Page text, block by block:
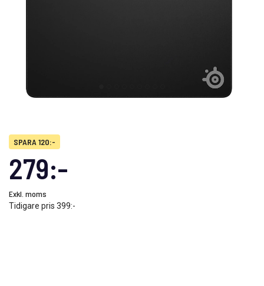
SPARA 120:-
279:-
Exkl. moms
Tidigare pris 399:-